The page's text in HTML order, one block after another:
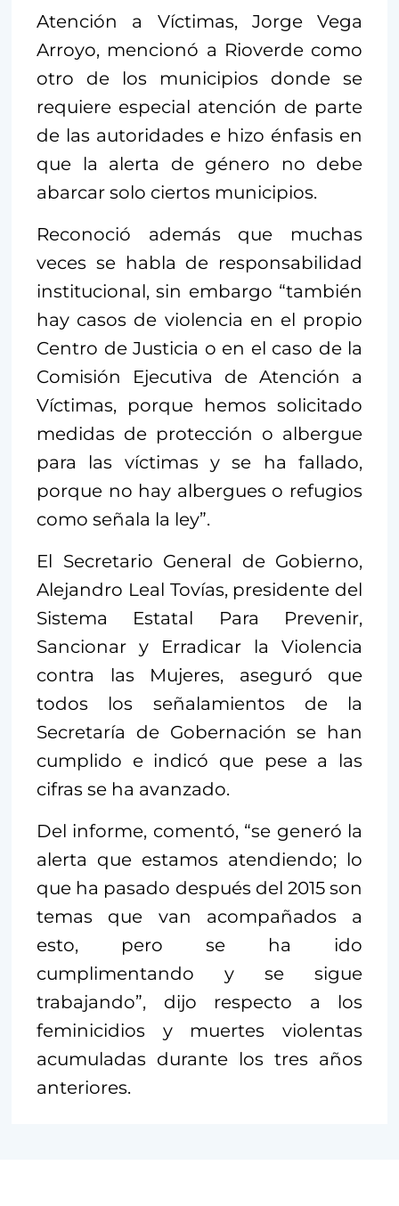
Atención a Víctimas, Jorge Vega
Arroyo, mencionó a Rioverde como
otro de los municipios donde se
requiere especial atención de parte
de las autoridades e hizo énfasis en
que la alerta de género no debe
abarcar solo ciertos municipios.
Reconoció además que muchas
veces se habla de responsabilidad
institucional, sin embargo “también
hay casos de violencia en el propio
Centro de Justicia o en el caso de la
Comisión Ejecutiva de Atención a
Víctimas, porque hemos solicitado
medidas de protección o albergue
para las víctimas y se ha fallado,
porque no hay albergues o refugios
como señala la ley”.
El Secretario General de Gobierno,
Alejandro Leal Tovías, presidente del
Sistema Estatal Para Prevenir,
Sancionar y Erradicar la Violencia
contra las Mujeres, aseguró que
todos los señalamientos de la
Secretaría de Gobernación se han
cumplido e indicó que pese a las
cifras se ha avanzado.
Del informe, comentó, “se generó la
alerta que estamos atendiendo; lo
que ha pasado después del 2015 son
temas que van acompañados a
esto, pero se ha ido
cumplimentando y se sigue
trabajando”, dijo respecto a los
feminicidios y muertes violentas
acumuladas durante los tres años
anteriores.